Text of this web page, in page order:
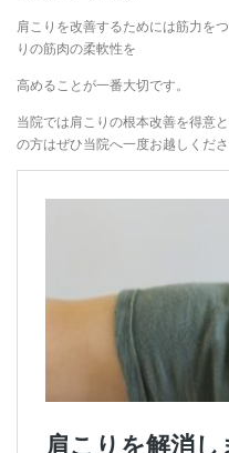
肩こりを改善するためには筋力を
りの筋肉の柔軟性を
高めることが一番大切です。
当院では肩こりの根本改善を得意
の方はぜひ当院へ一度お越しくだ